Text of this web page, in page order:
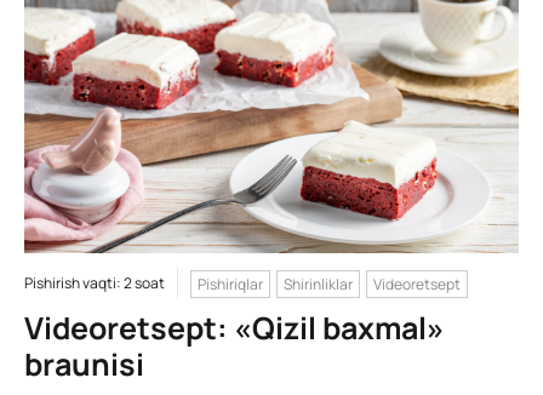
Pishirish vaqti: 2 soat Pishiriqlar Shirinliklar Videoretsept
Videoretsept: «Qizil baxmal»
braunisi